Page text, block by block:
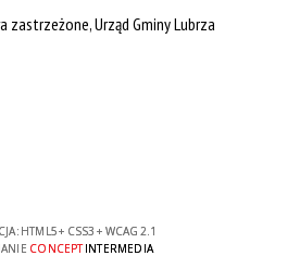
zastrzeżone, Urząd Gminy Lubrza
HTML5+ CSS3 + WCAG 2.1
CONCEPTINTERMEDIA